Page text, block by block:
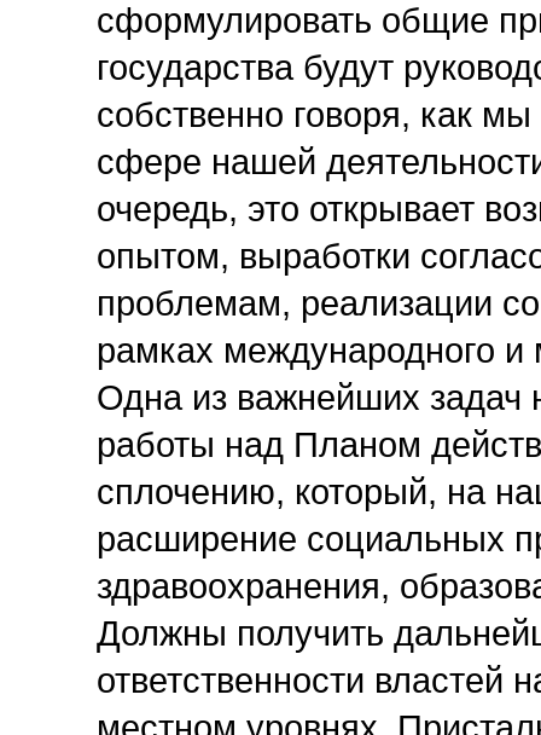
сформулировать общие
государства будут
собственно говоря, как
сфере нашей
очередь, это открывает
опытом, выработки
проблемам, реализации
рамках международного и
Одна из важнейших задач
работы над Планом
сплочению, который, на
расширение социальных
здравоохранения,
Должны получить
ответственности властей